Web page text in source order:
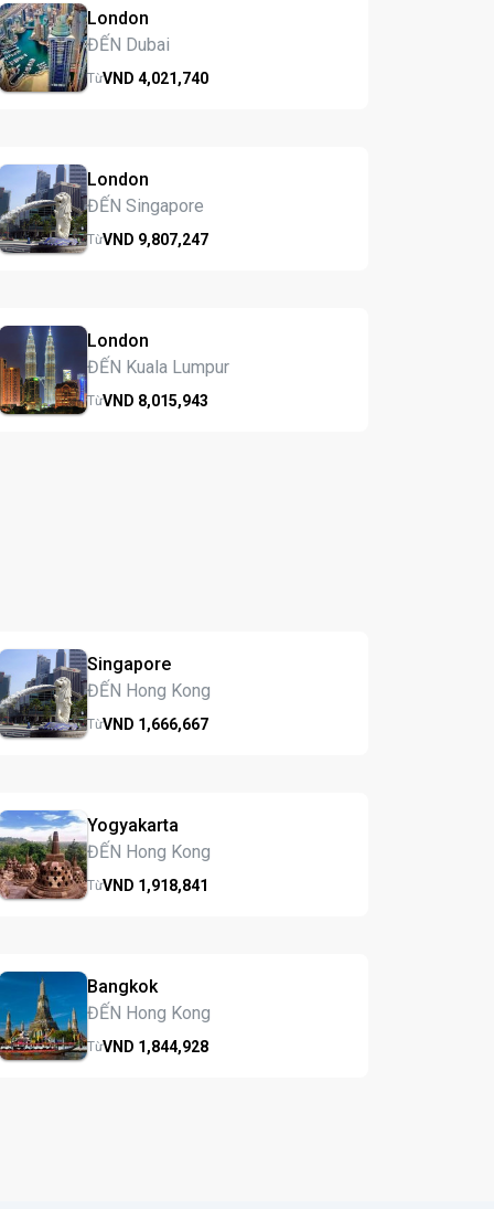
London
ĐẾN Dubai
TừVND4,021,740
London
ĐẾN Singapore
TừVND 9,807,247
London
ĐẾN Kuala Lumpur
TừVND 8,015,943
Singapore
ĐẾN Hong Kong
TừVND 1,666,667
Yogyakarta
ĐẾN Hong Kong
TừVND 1,918,841
Bangkok
ĐẾN Hong Kong
TừVND 1,844,928